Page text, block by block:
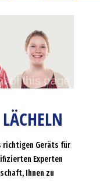
richtigen Geräts für
Experten
Ihnen zu